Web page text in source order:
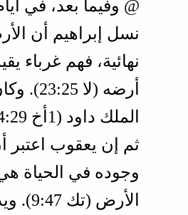
@ وفيما بعد، في
نسل إبراهيم أن
نهائية، فهم غرباء
أرضه (لا 25‏:23
).
الملك داود (1أخ 29‏:14‏-15؛ مز 39‏:12
ثم إن يعقوب اعتبر
وجوده في الحياة
الأرض